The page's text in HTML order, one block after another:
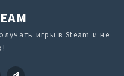
игры в Steam и не
Twitter